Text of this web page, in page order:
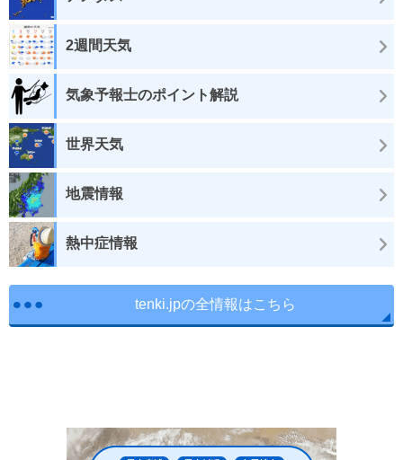
2週間天気
気象予報士のポイント解説
世界天気
地震情報
熱中症情報
tenki.jpの全情報はこちら